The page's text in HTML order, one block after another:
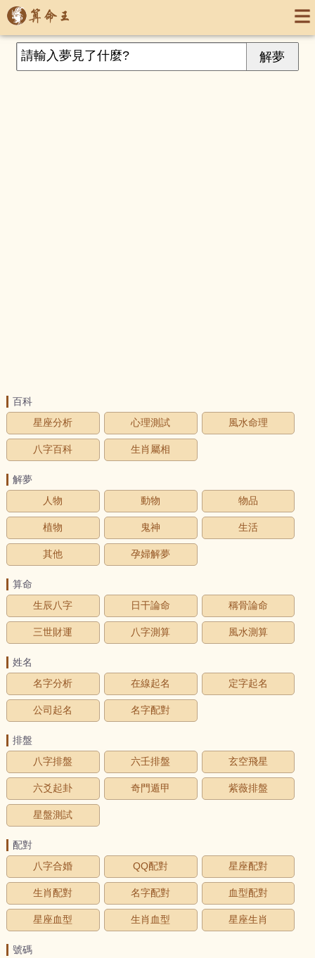
百科
星座分析
心理測試 風水命理
八字百科 生肖屬相
解夢
人物
動物 物品
植物 鬼神 生活
其他 孕婦解夢
算命
生辰八字
日干論命 稱骨論命
三世財運 八字測算 風水測算
姓名
名字分析
在線起名 定字起名
公司起名 名字配對
排盤
八字排盤
六壬排盤 玄空飛星
六爻起卦 奇門遁甲 紫薇排盤
星盤測試
配對
八字合婚
QQ配對 星座配對
生肖配對 名字配對 血型配對
星座血型 生肖血型 星座生肖
號碼